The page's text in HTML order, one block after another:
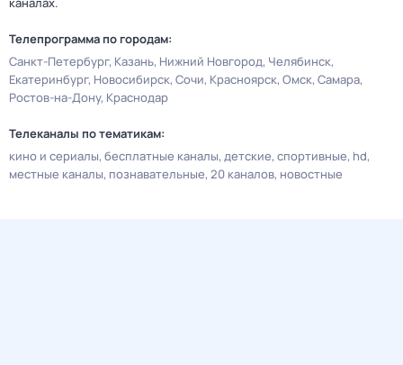
Телепрограмма по городам:
Санкт-Петербург Казань Нижний Новгород Челябинск
Екатеринбург Новосибирск Сочи Красноярск Омск Самара
Ростов-на-Дону Краснодар
Телеканалы по тематикам:
кино и сериалы бесплатные каналы детские спортивные hd
местные каналы познавательные 20 каналов новостные